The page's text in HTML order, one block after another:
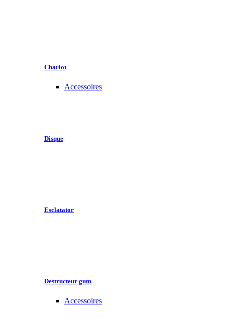
Chariot
Accessoires
Disque
Esclatator
Destructeur gum
Accessoires